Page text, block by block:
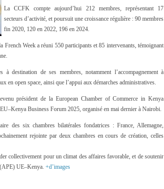
La CCFK compte aujourd’hui 212 membres, représentant 17
secteurs d’activité, et poursuit une croissance régulière : 90 membres
fin 2020, 120 en 2022, 196 en 2024.
French Week a réuni 550 participants et 85 intervenants, témoignant
destination de ses membres, notamment l’accompagnement à
en open space, ainsi que l’appui aux démarches administratives.
président de la European Chamber of Commerce in Kenya
Business Forum 2025, organisé en mai dernier à Nairobi.
des six chambres bilatérales fondatrices : France, Allemagne,
rejointe par deux chambres en cours de création, celles
collectivement pour un climat des affaires favorable, et de soutenir
UE–Kenya. +d’images